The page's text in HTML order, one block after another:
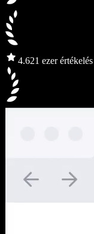
4.621 ezer értékelés